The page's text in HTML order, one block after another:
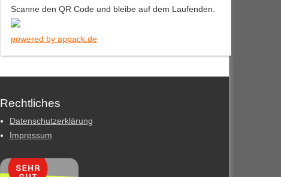
Scanne den QR Code und bleibe auf dem Laufenden.
powered by appack.de
Rechtliches
Datenschutzerklärung
Impressum